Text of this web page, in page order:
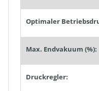
Max. Endvakuum (%):
Druckregler: